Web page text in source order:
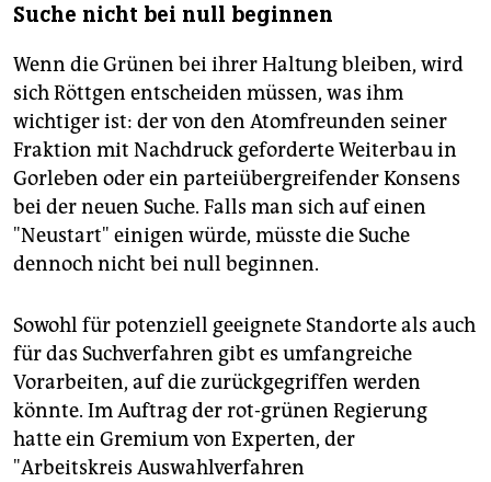
Suche nicht bei null beginnen
Wenn die Grünen bei ihrer Haltung bleiben, wird
sich Röttgen entscheiden müssen, was ihm
wichtiger ist: der von den Atomfreunden seiner
Fraktion mit Nachdruck geforderte Weiterbau in
Gorleben oder ein parteiübergreifender Konsens
bei der neuen Suche. Falls man sich auf einen
"Neustart" einigen würde, müsste die Suche
dennoch nicht bei null beginnen.
Sowohl für potenziell geeignete Standorte als auch
für das Suchverfahren gibt es umfangreiche
Vorarbeiten, auf die zurückgegriffen werden
könnte. Im Auftrag der rot-grünen Regierung
hatte ein Gremium von Experten, der
"Arbeitskreis Auswahlverfahren